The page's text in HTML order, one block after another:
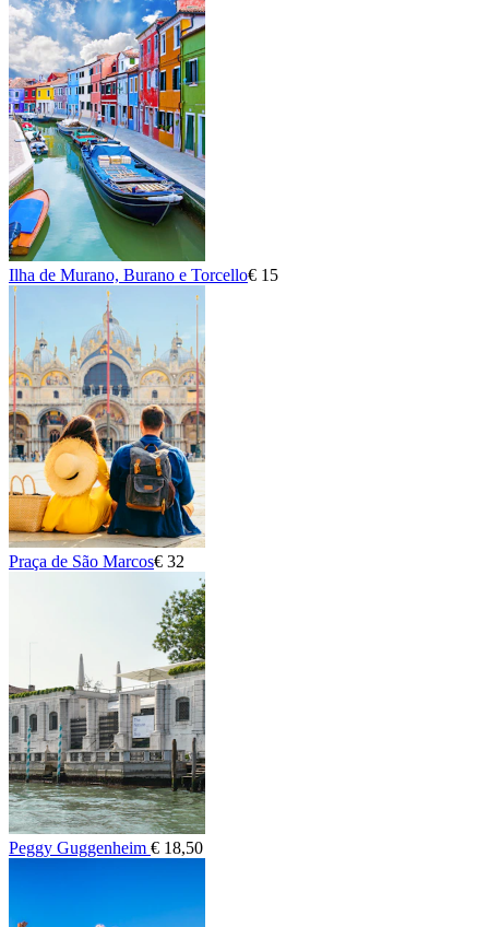
Ilha de Murano, Burano e Torcello€ 15
Praça de São Marcos€ 32
Peggy Guggenheim € 18,50